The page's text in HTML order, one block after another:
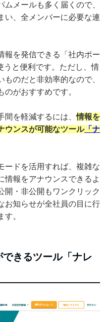
メールも多く届くので、
い、全メンバーに必要な連
報を発信できる「社内ポー
うと便利です。ただし、情
のだと非効率的なので、
がおすすめです。
間を軽減するには、情報を
ウンスが可能なツール「ナ
ードを活用すれば、複雑な
情報をアナウンスできるよ
開・非公開もワンクリック
お知らせが全社員の目に行
。
きるツール「ナレ